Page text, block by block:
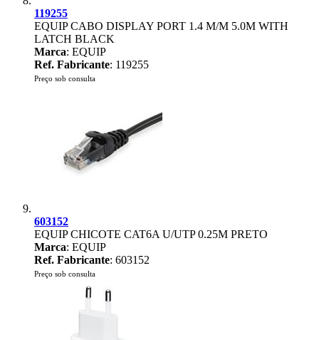
119255
EQUIP CABO DISPLAY PORT 1.4 M/M 5.0M WITH
LATCH BLACK
Marca: EQUIP
Ref. Fabricante: 119255
Preço sob consulta
603152
EQUIP CHICOTE CAT6A U/UTP 0.25M PRETO
Marca: EQUIP
Ref. Fabricante: 603152
Preço sob consulta